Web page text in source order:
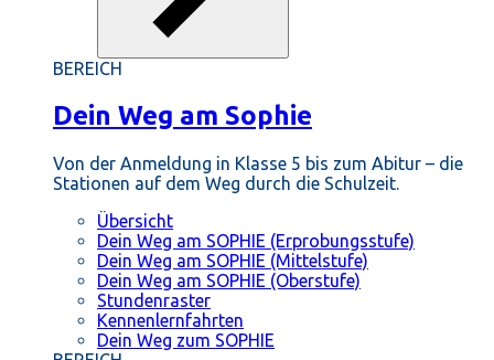
BEREICH
Dein Weg am Sophie
Von der Anmeldung in Klasse 5 bis zum Abitur – die
Stationen auf dem Weg durch die Schulzeit.
Übersicht
Dein Weg am SOPHIE (Erprobungsstufe)
Dein Weg am SOPHIE (Mittelstufe)
Dein Weg am SOPHIE (Oberstufe)
Stundenraster
Kennenlernfahrten
Dein Weg zum SOPHIE